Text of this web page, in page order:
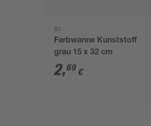
B1
Farbwanne Kunststoff
grau 15 x 32 cm
2,69 €